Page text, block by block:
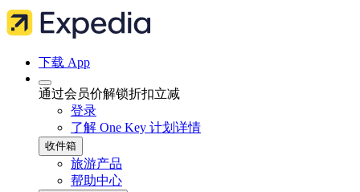
下载 App
通过会员价解锁折扣立减
登录
了解 One Key 计划详情
收件箱
旅游产品
帮助中心